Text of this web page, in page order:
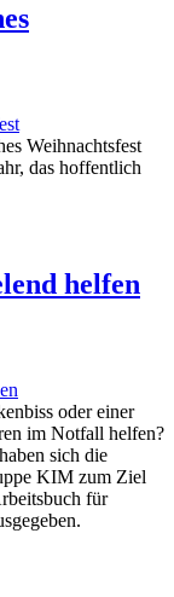
Weihnachtsfest
das hoffentlich
helfen
oder einer
im Notfall helfen?
sich die
KIM zum Ziel
für